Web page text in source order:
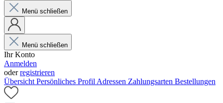
Menü schließen
Menü schließen
Ihr Konto
Anmelden
oderregistrieren
Übersicht Persönliches Profil Adressen Zahlungsarten Bestellungen